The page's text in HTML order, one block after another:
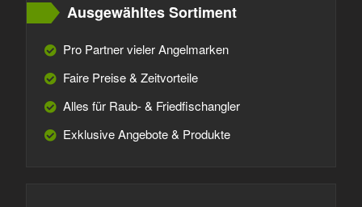
Ausgewähltes Sortiment
Pro Partner vieler Angelmarken
Faire Preise & Zeitvorteile
Alles für Raub- & Friedfischangler
Exklusive Angebote & Produkte